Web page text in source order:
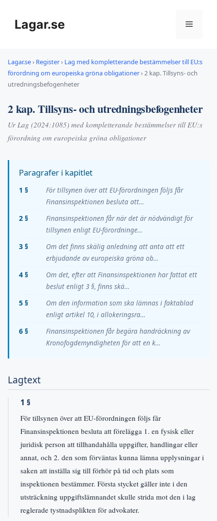
innehållLagar.se Meny
Lagar.se› Register› Lag med kompletterande bestämmelser till EU:s
förordning om europeiska gröna obligationer›2 kap. Tillsyns- och
utredningsbefogenheter
2 kap. Tillsyns- och utredningsbefogenheter
Ur Lag (2024:1085) med kompletterande bestämmelser till EU:s
förordning om europeiska gröna obligationer
Paragrafer i kapitlet
1 §
För tillsynen över att EU-förordningen följs får
Finansinspektionen besluta att…
2 §
Finansinspektionen får när det är nödvändigt för
tillsynen enligt EU-förordninge…
3 §
Om det finns skälig anledning att anta att ett
erbjudande av europeiska gröna ob…
4 §
Om det, efter att Finansinspektionen har fattat ett
beslut enligt 3 §, finns skä…
5 §
Om den information som ska lämnas i faktablad
enligt artikel 10, i allokeringsra…
6 §
Finansinspektionen får begära handräckning av
Kronofogdemyndigheten för att en k…
Lagtext
1 §
För tillsynen över att EU-förordningen följs får
Finansinspektionen besluta att förelägga 1. en fysisk eller
juridisk person att tillhandahålla uppgifter, handlingar eller
annat, och 2. den som förväntas kunna lämna upplysningar i
saken att inställa sig till förhör på tid och plats som
inspektionen bestämmer. Första stycket gäller inte i den
utsträckning uppgiftslämnandet skulle strida mot den i lag
reglerade tystnadsplikten för advokater.